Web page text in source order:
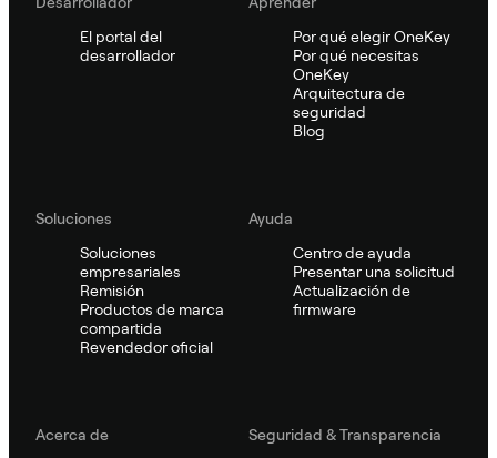
El portal del
desarrollador
Por qué elegir OneKey
Por qué necesitas
OneKey
Arquitectura de
seguridad
Blog
Soluciones
Soluciones
empresariales
Remisión
Productos de marca
compartida
Revendedor oficial
Ayuda
Centro de ayuda
Presentar una solicitud
Actualización de
firmware
Acerca de
Seguridad & Transparencia